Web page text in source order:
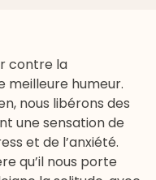
contre la
meilleure humeur.
nous libérons des
une sensation de
et de l’anxiété.
qu’il nous porte